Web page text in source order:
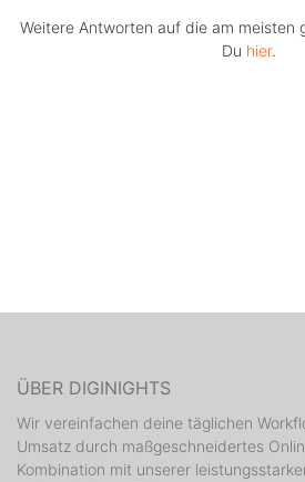
Weitere Antworten auf die am meisten
Du hier.
ÜBER DIGINIGHTS
Wir vereinfachen deine täglichen
Umsatz durch maßgeschneidertes
Kombination mit unserer